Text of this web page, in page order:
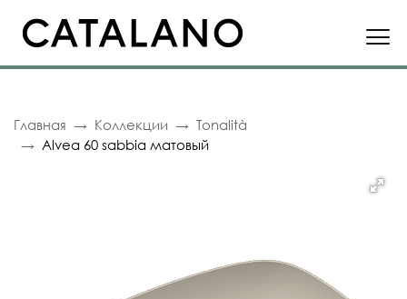
Главная Коллекции
Tonalità
Alvea 60 sabbia матовый